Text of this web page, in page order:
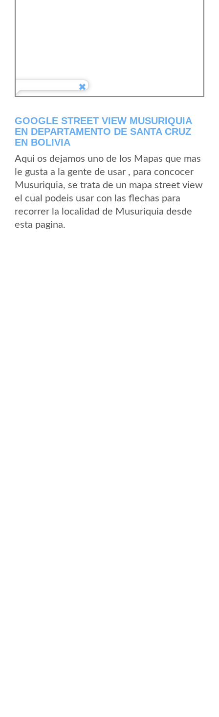
GOOGLE STREET VIEW MUSURIQUIA
EN DEPARTAMENTO DE SANTA CRUZ
EN BOLIVIA
Aqui os dejamos uno de los Mapas que mas
le gusta a la gente de usar , para concocer
Musuriquia, se trata de un mapa street view
el cual podeis usar con las flechas para
recorrer la localidad de Musuriquia desde
esta pagina.